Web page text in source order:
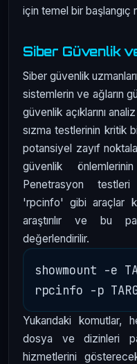
için temel bir başlangıç
Siber Güvenlik
Siber güvenlik
sistemlerin ve ağların
güvenlik açıklarını
sızma testlerinin kritik
potansiyel zayıf
güvenlik
Penetrasyon
'rpcinfo' gibi araçlar
araştırılır ve bu
değerlendirilir.
showmount -e
Yukarıdaki komutlar,
dosya ve dizinleri
hizmetlerini